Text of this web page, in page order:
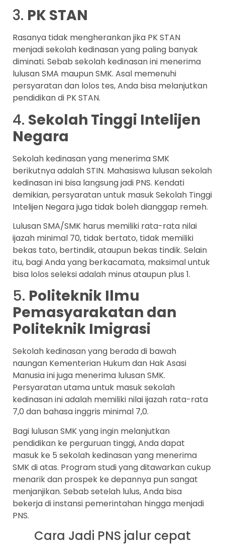
3. PK STAN
Rasanya tidak mengherankan jika PK STAN
menjadi sekolah kedinasan yang paling banyak
diminati. Sebab sekolah kedinasan ini menerima
lulusan SMA maupun SMK. Asal memenuhi
persyaratan dan lolos tes, Anda bisa melanjutkan
pendidikan di PK STAN.
4. Sekolah Tinggi Intelijen
Negara
Sekolah kedinasan yang menerima SMK
berikutnya adalah STIN. Mahasiswa lulusan sekolah
kedinasan ini bisa langsung jadi PNS. Kendati
demikian, persyaratan untuk masuk Sekolah Tinggi
Intelijen Negara juga tidak boleh dianggap remeh.
Lulusan SMA/SMK harus memiliki rata-rata nilai
ijazah minimal 70, tidak bertato, tidak memiliki
bekas tato, bertindik, ataupun bekas tindik. Selain
itu, bagi Anda yang berkacamata, maksimal untuk
bisa lolos seleksi adalah minus ataupun plus 1.
5. Politeknik Ilmu
Pemasyarakatan dan
Politeknik Imigrasi
Sekolah kedinasan yang berada di bawah
naungan Kementerian Hukum dan Hak Asasi
Manusia ini juga menerima lulusan SMK.
Persyaratan utama untuk masuk sekolah
kedinasan ini adalah memiliki nilai ijazah rata-rata
7,0 dan bahasa inggris minimal 7,0.
Bagi lulusan SMK yang ingin melanjutkan
pendidikan ke perguruan tinggi, Anda dapat
masuk ke 5 sekolah kedinasan yang menerima
SMK di atas. Program studi yang ditawarkan cukup
menarik dan prospek ke depannya pun sangat
menjanjikan. Sebab setelah lulus, Anda bisa
bekerja di instansi pemerintahan hingga menjadi
PNS.
Cara Jadi PNS jalur cepat